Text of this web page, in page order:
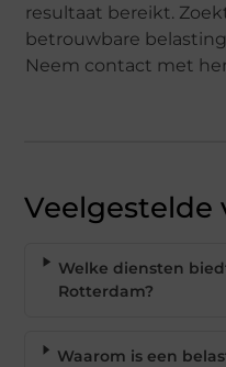
resultaat bereikt.
betrouwbare
Neem contact met
Veelgestelde
Welke diensten
Rotterdam?
Waarom is een